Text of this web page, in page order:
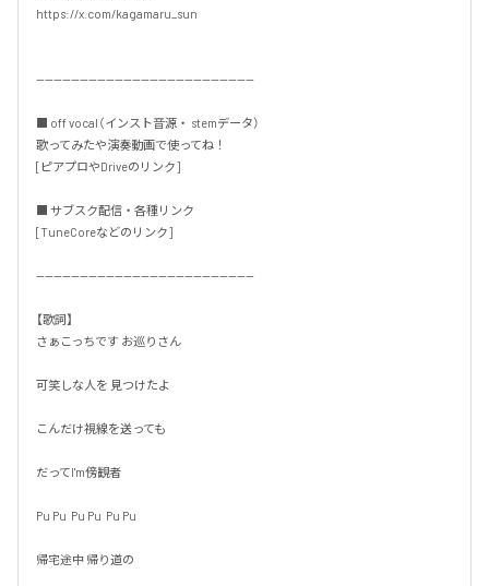
https://x.com/kagamaru_sun
--------------------------------------------------
■ off vocal（インスト音源・ stemデータ）
歌ってみたや演奏動画で使ってね！
[ピアプロやDriveのリンク]
■ サブスク配信・各種リンク
[TuneCoreなどのリンク]
--------------------------------------------------
【歌詞】
さぁこっちです お巡りさん
可笑しな人を 見つけたよ
こんだけ視線を送っても
だってI'm傍観者
Pu Pu  Pu Pu  Pu Pu
帰宅途中 帰り道の